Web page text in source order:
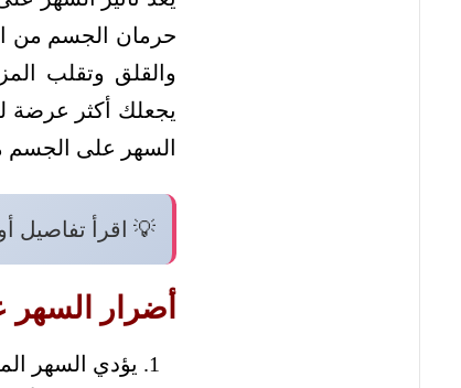
حرمان الجسم من
والقلق وتقلب
يجعلك أكثر عرضة
السهر على الجسم
💡 اقرأ تفاصيل
أضرار السهر
يؤدي السهر